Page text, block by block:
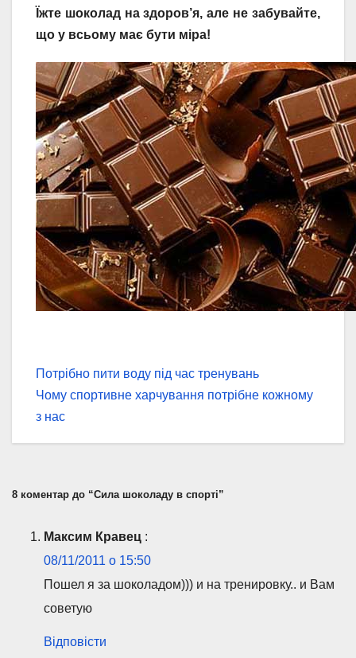
Їжте шоколад на здоров’я, але не забувайте,
що у всьому має бути міра!
Навігація
записів
Потрібно пити воду під час тренувань
Чому спортивне харчування потрібне кожному
з нас
8 коментар до “Сила шоколаду в спорті”
Максим Кравец :
08/11/2011 о 15:50
Пошел я за шоколадом))) и на тренировку.. и Вам
советую
Відповісти